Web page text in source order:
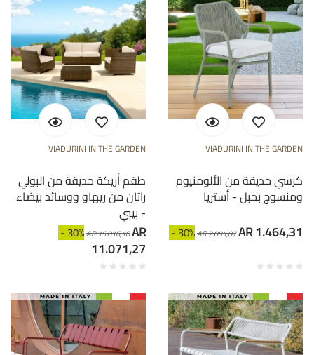
VIADURINI IN THE GARDEN
طقم أريكة حديقة من البولي
راتان من ريهاو ووسائد بيضاء
- بيبي
- 30%AR 15.816,10AR
11.071,27
VIADURINI IN THE GARDEN
كرسي حديقة من الألومنيوم
ومنسوج بحبل - أستريا
- 30%AR 2.091,87AR 1.464,31